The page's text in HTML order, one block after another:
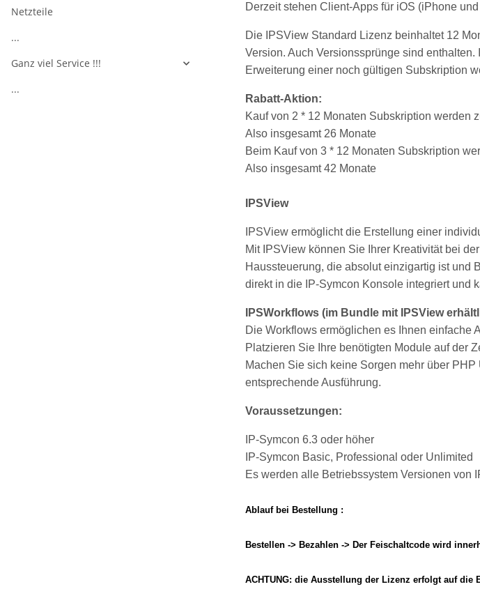
Derzeit stehen Client-Apps für iOS (iPhone
Die IPSView Standard Lizenz beinhaltet 12
Version. Auch Versionssprünge sind
Erweiterung einer noch gültigen Subskription
Rabatt-Aktion:
Kauf von 2 * 12 Monaten Subskription werden
Also insgesamt 26 Monate
Beim Kauf von 3 * 12 Monaten Subskription
Also insgesamt 42 Monate
IPSView
IPSView ermöglicht die Erstellung einer
Mit IPSView können Sie Ihrer Kreativität bei
Haussteuerung, die absolut einzigartig ist und
direkt in die IP-Symcon Konsole integriert und
IPSWorkflows (im Bundle mit IPSView
Die Workflows ermöglichen es Ihnen einfache
Platzieren Sie Ihre benötigten Module auf der
Machen Sie sich keine Sorgen mehr über
entsprechende Ausführung.
Voraussetzungen:
IP-Symcon 6.3 oder höher
IP-Symcon Basic, Professional oder Unlimited
Es werden alle Betriebssystem Versionen von
Ablauf bei Bestellung :
Bestellen -> Bezahlen -> Der Feischaltcode wird
ACHTUNG: die Ausstellung der Lizenz erfolgt auf
Netzteile
...
Ganz viel Service !!!
...